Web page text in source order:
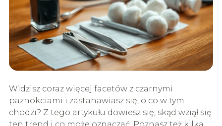
Widzisz coraz więcej facetów z czarnymi
paznokciami i zastanawiasz się, o co w tym
chodzi? Z tego artykułu dowiesz się, skąd wziął się